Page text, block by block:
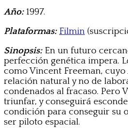
Año:1997.
Plataformas: Filmin
Sinopsis:En un futuro
perfección genética impera.
como Vincent Freeman,
relación natural y no de
condenados al fracaso. Pero
triunfar, y conseguirá
condición para conseguir su
ser piloto espacial.